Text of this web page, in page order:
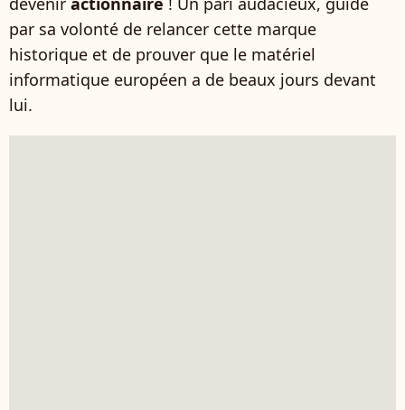
par sa volonté de relancer cette marque
historique et de prouver que le matériel
informatique européen a de beaux jours devant
lui.